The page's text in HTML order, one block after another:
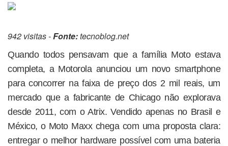
942 visitas -Fonte:tecnoblog.net
Quando todos pensavam que a família Moto estava
completa, a Motorola anunciou um novo smartphone
para concorrer na faixa de preço dos 2 mil reais, um
mercado que a fabricante de Chicago não explorava
desde 2011, com o Atrix. Vendido apenas no Brasil e
México, o Moto Maxx chega com uma proposta clara:
entregar o melhor hardware possível com uma bateria